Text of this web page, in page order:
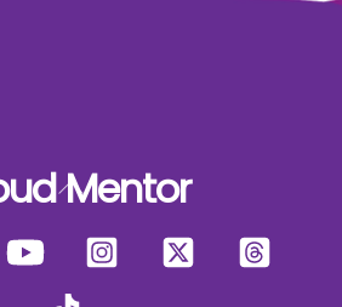
Back
Top
Mentor
Discord YouTube Instagram